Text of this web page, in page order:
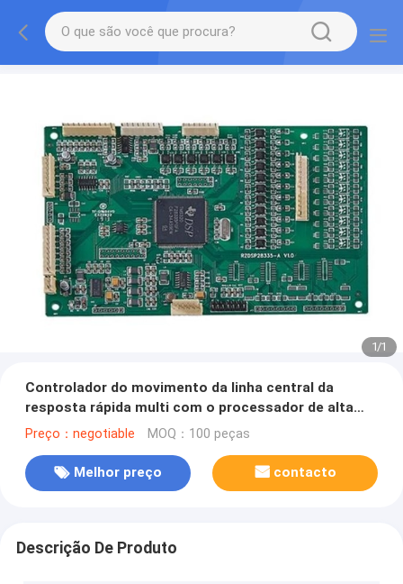
1/1
Controlador do movimento da linha central da
resposta rápida multi com o processador de alta
velocidade de DSP
Preço：negotiable MOQ：100 peças
Melhor preço contacto
Descrição De Produto